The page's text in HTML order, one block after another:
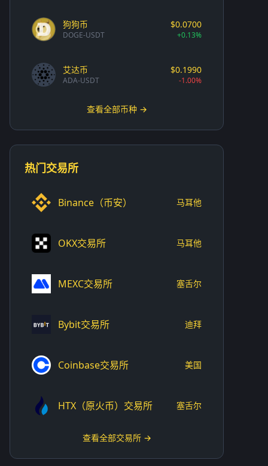
狗狗币
DOGE-USDT
$0.0700
+0.13%
艾达币
ADA-USDT
$0.1990
-1.00%
查看全部币种 →
热门交易所
Binance（币安） 马耳他
OKX交易所 马耳他
MEXC交易所 塞舌尔
Bybit交易所 迪拜
Coinbase交易所 美国
HTX（原火币）交易所 塞舌尔
查看全部交易所 →